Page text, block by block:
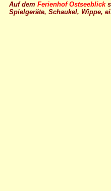
Auf dem Ferienhof Ostseeblick
Spielgeräte, Schaukel, Wippe,